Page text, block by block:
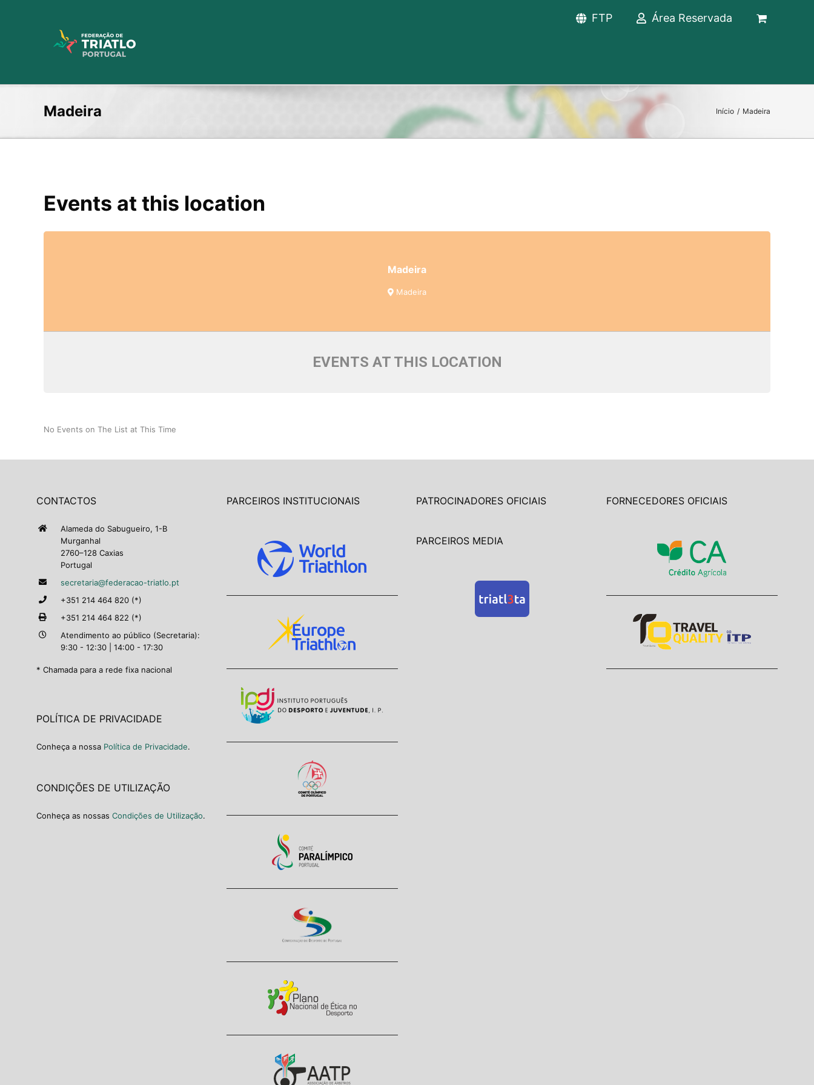
FTP Área Reservada
Madeira Início / Madeira
Events at this location
Madeira
Madeira
EVENTS AT THIS LOCATION
No Events on The List at This Time
CONTACTOS
Alameda do Sabugueiro, 1-B
Murganhal
2760–128 Caxias
Portugal
secretaria@federacao-triatlo.pt
+351 214 464 820 (*)
+351 214 464 822 (*)
Atendimento ao público (Secretaria):
9:30 - 12:30 | 14:00 - 17:30
* Chamada para a rede fixa nacional
POLÍTICA DE PRIVACIDADE
Conheça a nossa Política de Privacidade.
CONDIÇÕES DE UTILIZAÇÃO
Conheça as nossas Condições de Utilização.
PARCEIROS INSTITUCIONAIS PATROCINADORES OFICIAIS
PARCEIROS MEDIA
FORNECEDORES OFICIAIS